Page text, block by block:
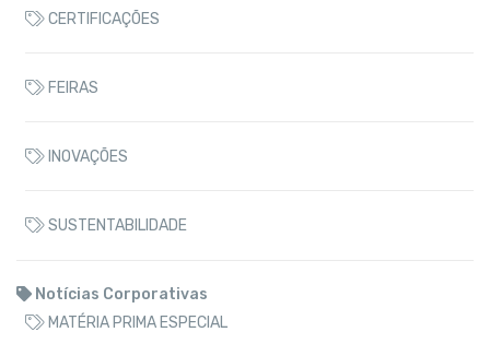
CERTIFICAÇÕES
FEIRAS
INOVAÇÕES
SUSTENTABILIDADE
Notícias Corporativas
MATÉRIA PRIMA ESPECIAL